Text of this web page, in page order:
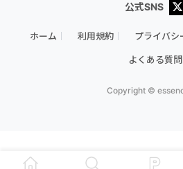
公式SNS
ホーム 利用規約 プライバシ
よくある質問
Copyright ©